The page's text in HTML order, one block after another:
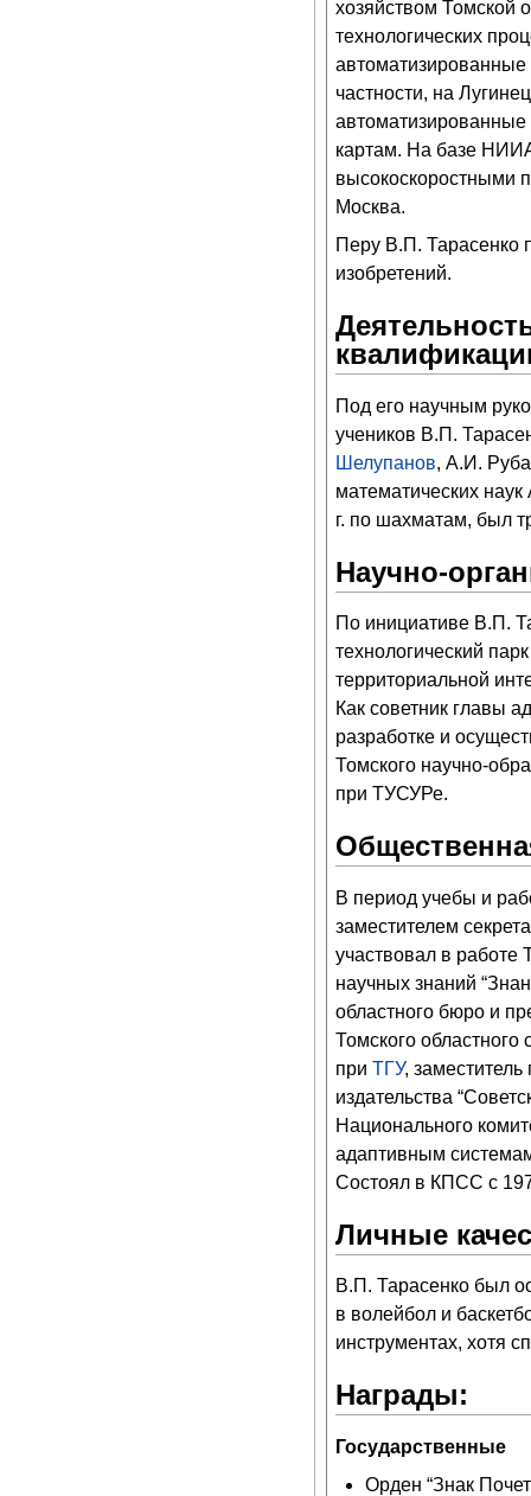
хозяйством Томской
технологических
частности, на
картам. На базе
высокоскоростными
Москва.
Перу В.П. Тарасенко
изобретений.
Под его научным
учеников В.П.
Шелупанов, А.И.
математических
г. по шахматам, был
Научно-
По инициативе В.П.
технологический
территориальной
Как советник главы
разработке и
Томского научно-
при ТУСУРе.
В период учебы и
заместителем
участвовал в работе
научных знаний
областного бюро и
Томского
при ТГУ, заместитель
издательства
Национального
адаптивным
Состоял в КПСС с
Личные
В.П. Тарасенко был
в волейбол и
инструментах, хотя
Награды:
Государственные
Орден “Знак